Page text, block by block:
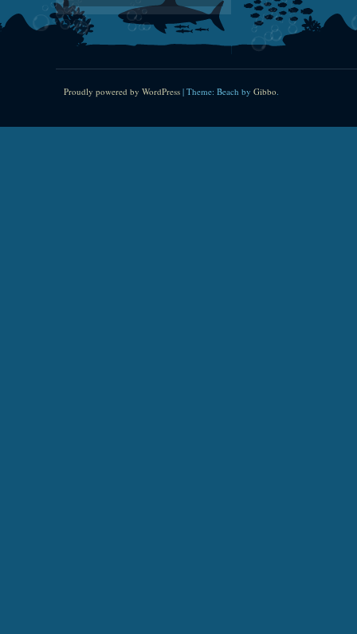
Proudly powered by WordPress | Theme: Beach by Gibbo.